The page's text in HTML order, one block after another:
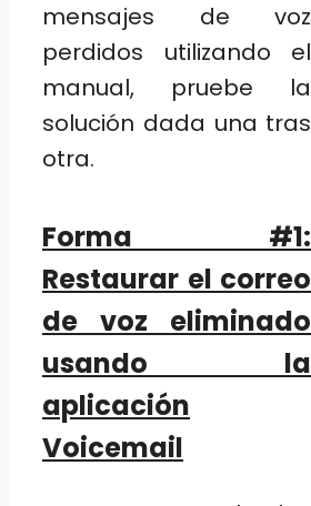
mensajes de voz
perdidos utilizando el
manual, pruebe la
solución dada una tras
otra.
Forma #1:
Restaurar el correo
de voz eliminado
usando la
aplicación
Voicemail